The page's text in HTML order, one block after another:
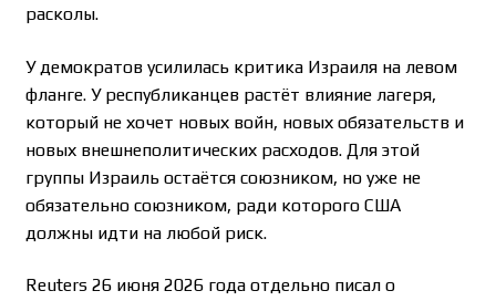
расколы.
У демократов усилилась критика Израиля на левом
фланге. У республиканцев растёт влияние лагеря,
который не хочет новых войн, новых обязательств и
новых внешнеполитических расходов. Для этой
группы Израиль остаётся союзником, но уже не
обязательно союзником, ради которого США
должны идти на любой риск.
Reuters 26 июня 2026 года отдельно писал о